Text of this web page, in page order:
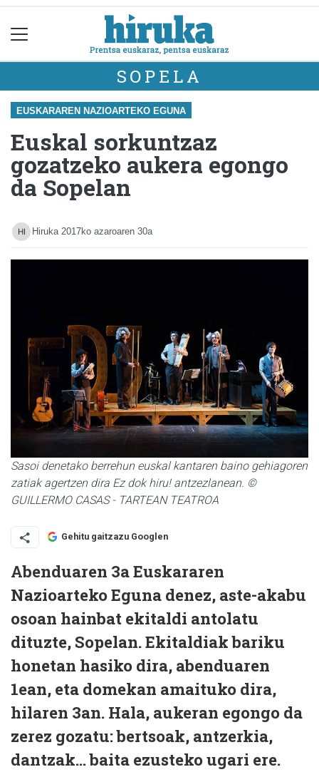
SOPELA
EUSKARAREN NAZIOARTEKO EGUNA
Euskal sorkuntzaz
gozatzeko aukera egongo
da Sopelan
Hiruka 2017ko azaroaren 30a
Sasoi denetako berrehun euskal kantaren baino gehiagoren
zatiak agertzen dira Ez dok hiru! antzezlanean. ©
GUILLERMO CASAS - TARTEAN TEATROA
Gehitu gaitzazu Googlen
Abenduaren 3a Euskararen
Nazioarteko Eguna denez, aste-akabu
osoan hainbat ekitaldi antolatu
dituzte, Sopelan. Ekitaldiak bariku
honetan hasiko dira, abenduaren
1ean, eta domekan amaituko dira,
hilaren 3an. Hala, aukeran egongo da
zerez gozatu: bertsoak, antzerkia,
dantzak... baita ezusteko ugari ere.